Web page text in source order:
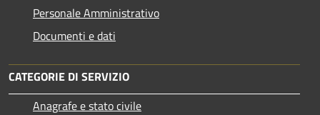
Personale Amministrativo
Documenti e dati
CATEGORIE DI SERVIZIO
Anagrafe e stato civile